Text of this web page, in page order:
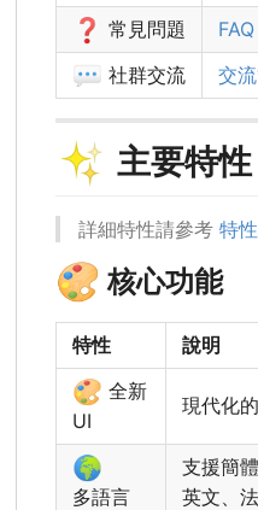
❓ 常見問題 FAQ
💬 社群交流 交
✨ 主要特性
詳細特性請參考 特
🎨 核心功能
特性 說明
🎨 全新
UI
現代化
🌍
多語言
支援簡
英文、